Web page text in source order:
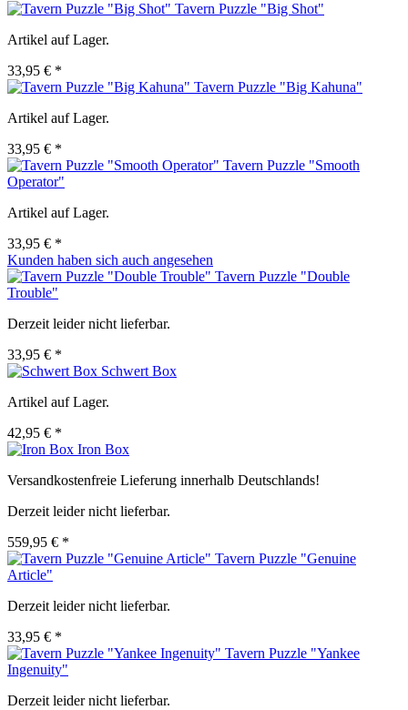
Tavern Puzzle "Big Shot"
Artikel auf Lager.
33,95 € *
Tavern Puzzle "Big Kahuna"
Artikel auf Lager.
33,95 € *
Tavern Puzzle "Smooth
Operator"
Artikel auf Lager.
33,95 € *
Kunden haben sich auch angesehen
Tavern Puzzle "Double
Trouble"
Derzeit leider nicht lieferbar.
33,95 € *
Schwert Box
Artikel auf Lager.
42,95 € *
Iron Box
Versandkostenfreie Lieferung innerhalb Deutschlands!
Derzeit leider nicht lieferbar.
559,95 € *
Tavern Puzzle "Genuine
Article"
Derzeit leider nicht lieferbar.
33,95 € *
Tavern Puzzle "Yankee
Ingenuity"
Derzeit leider nicht lieferbar.